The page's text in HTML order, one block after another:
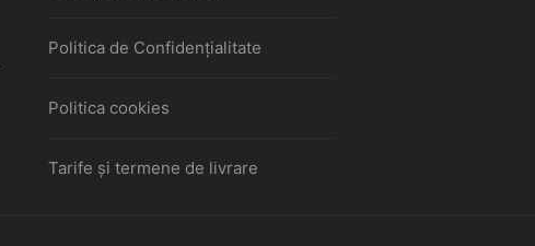
Politica de Confidențialitate
Politica cookies
Tarife și termene de livrare